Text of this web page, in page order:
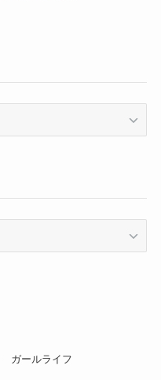
ガールライフ